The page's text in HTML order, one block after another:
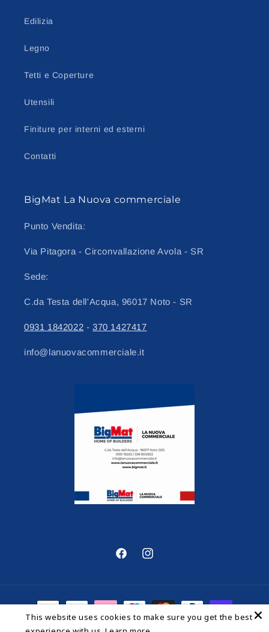
Edilizia
Legno
Tetti e Coperture
Utensili
Finiture per interni ed esterni
Contatti
BigMat La Nuova commerciale
Punto Vendita:
Via Pitagora - Circonvallazione Avola - SR
Sede:
C.da Testa dell'Acqua, 96017 Noto - SR
0931 1842022 -370 1427417
info@lanuovacommerciale.it
FacebookInstagram
Metodi
diThis website uses cookies to make sure you get the best